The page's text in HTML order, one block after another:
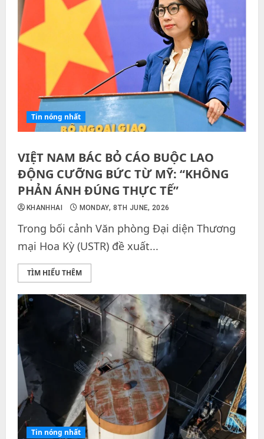
Tin nóng nhất
VIỆT NAM BÁC BỎ CÁO BUỘC LAO
ĐỘNG CƯỠNG BỨC TỪ MỸ: “KHÔNG
PHẢN ÁNH ĐÚNG THỰC TẾ”
KHANHHAI MONDAY, 8TH JUNE, 2026
Trong bối cảnh Văn phòng Đại diện Thương
mại Hoa Kỳ (USTR) đề xuất...
TÌM HIỂU THÊM
Tin nóng nhất